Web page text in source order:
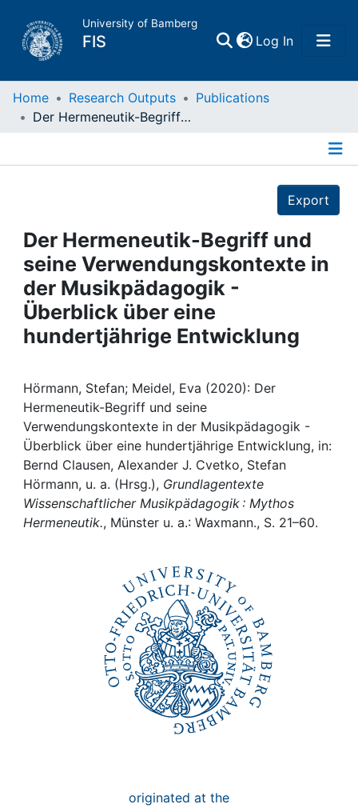
University of Bamberg
FIS Log In(current)
Home
Projects
People
Institutions
My FIS
Help
Home Research Outputs
Publications
Der Hermeneutik-Begriff und seine Verwendungskontexte in der Musikpädagogik - Überblick über eine hundertjährige Entwicklung
Export
Der Hermeneutik-Begriff und
seine Verwendungskontexte in
der Musikpädagogik -
Überblick über eine
hundertjährige Entwicklung
Hörmann, Stefan; Meidel, Eva (2020): Der
Hermeneutik-Begriff und seine
Verwendungskontexte in der Musikpädagogik -
Überblick über eine hundertjährige Entwicklung, in:
Bernd Clausen, Alexander J. Cvetko, Stefan
Hörmann, u. a. (Hrsg.), Grundlagentexte
Wissenschaftlicher Musikpädagogik : Mythos
Hermeneutik., Münster u. a.: Waxmann., S. 21–60.
originated at the